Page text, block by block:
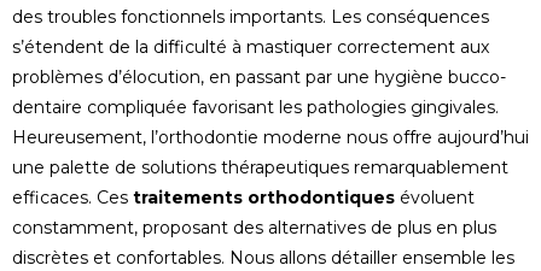
des troubles fonctionnels importants. Les conséquences
s’étendent de la difficulté à mastiquer correctement aux
problèmes d’élocution, en passant par une hygiène bucco-
dentaire compliquée favorisant les pathologies gingivales.
Heureusement, l’orthodontie moderne nous offre aujourd’hui
une palette de solutions thérapeutiques remarquablement
efficaces. Ces traitements orthodontiques évoluent
constamment, proposant des alternatives de plus en plus
discrètes et confortables. Nous allons détailler ensemble les